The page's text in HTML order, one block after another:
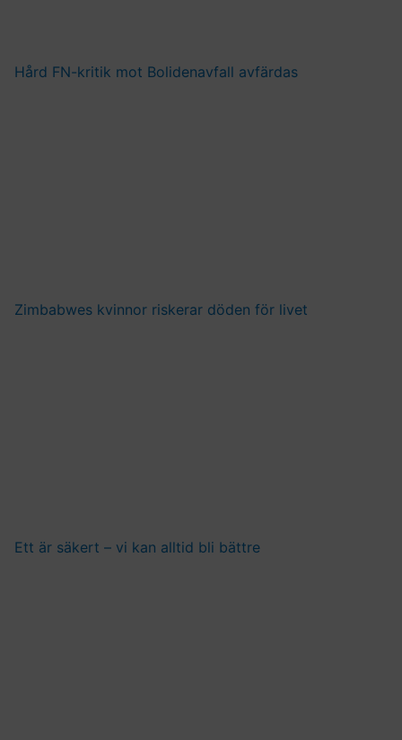
Hård FN-kritik mot Bolidenavfall avfärdas
Zimbabwes kvinnor riskerar döden för livet
Ett är säkert – vi kan alltid bli bättre